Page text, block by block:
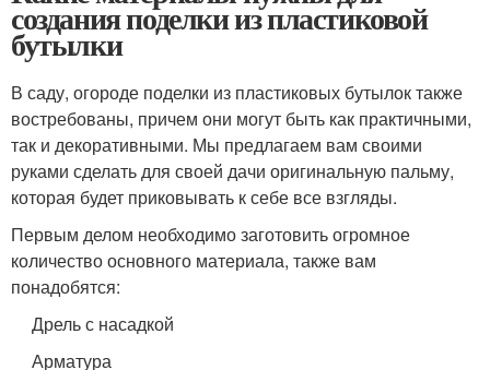
создания поделки из пластиковой
бутылки
В саду, огороде поделки из пластиковых бутылок также
востребованы, причем они могут быть как практичными,
так и декоративными. Мы предлагаем вам своими
руками сделать для своей дачи оригинальную пальму,
которая будет приковывать к себе все взгляды.
Первым делом необходимо заготовить огромное
количество основного материала, также вам
понадобятся:
Дрель с насадкой
Арматура